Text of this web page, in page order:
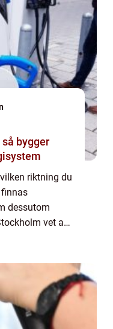
riktning du
dessutom
vet att